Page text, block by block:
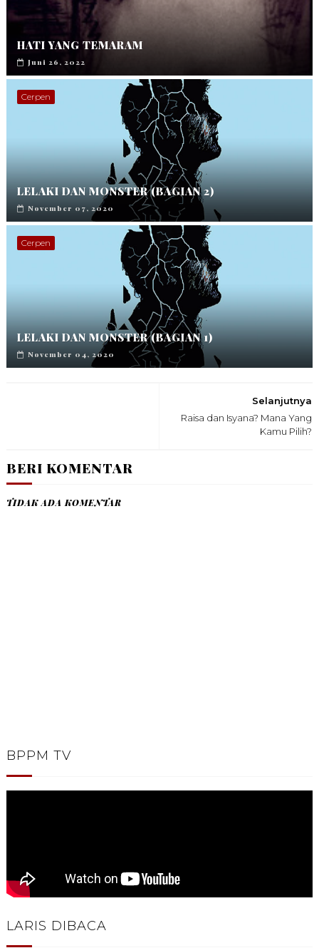
HATI YANG TEMARAM
Juni 26, 2022
Cerpen
LELAKI DAN MONSTER (BAGIAN 2)
November 07, 2020
Cerpen
LELAKI DAN MONSTER (BAGIAN 1)
November 04, 2020
Selanjutnya
Raisa dan Isyana? Mana Yang
Kamu Pilih?
BERI KOMENTAR
TIDAK ADA KOMENTAR
BPPM TV
LARIS DIBACA